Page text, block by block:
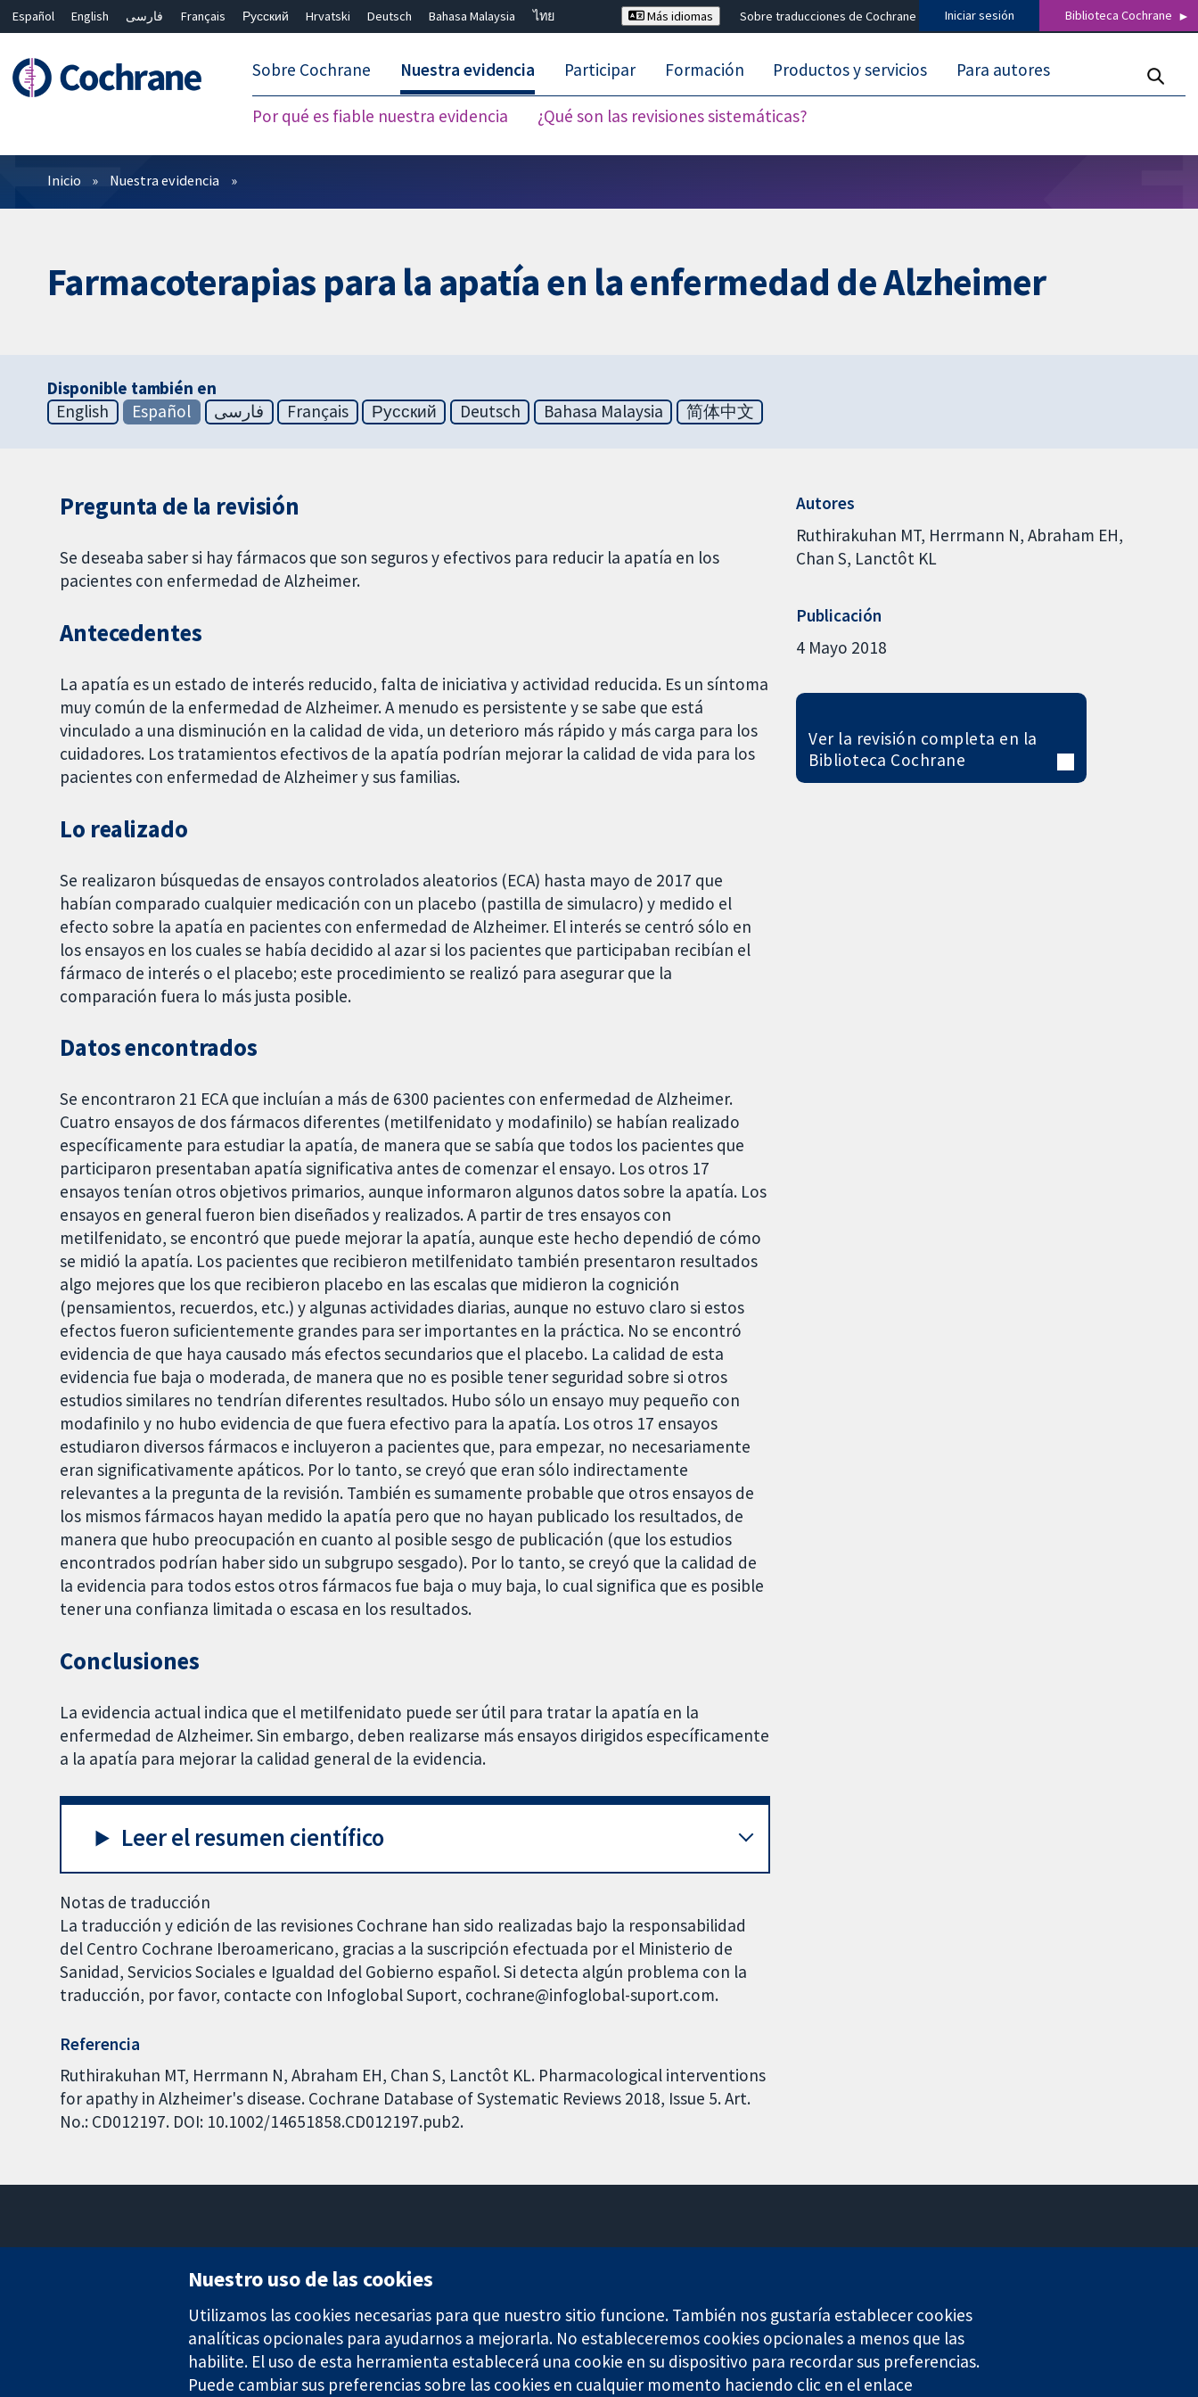
Español English فارسی Français Русский Hrvatski Deutsch Bahasa Malaysia
ไทย
Más idiomas Sobre traducciones de Cochrane Iniciar sesión Biblioteca Cochrane
Sobre Cochrane Nuestra evidencia
Por qué es fiable nuestra evidencia ¿Qué son las revisiones sistemáticas?
Participar Formación Productos y servicios Para autores
Filtros
Inicio Nuestra evidencia
Farmacoterapias para la apatía en la enfermedad de Alzheimer
Disponible también en
English
Español فارسی Français Русский Deutsch Bahasa Malaysia 简体中文
Pregunta de la revisión
Se deseaba saber si hay fármacos que son seguros y efectivos para reducir la apatía en los
pacientes con enfermedad de Alzheimer.
Antecedentes
La apatía es un estado de interés reducido, falta de iniciativa y actividad reducida. Es un síntoma
muy común de la enfermedad de Alzheimer. A menudo es persistente y se sabe que está
vinculado a una disminución en la calidad de vida, un deterioro más rápido y más carga para los
cuidadores. Los tratamientos efectivos de la apatía podrían mejorar la calidad de vida para los
pacientes con enfermedad de Alzheimer y sus familias.
Lo realizado
Se realizaron búsquedas de ensayos controlados aleatorios (ECA) hasta mayo de 2017 que
habían comparado cualquier medicación con un placebo (pastilla de simulacro) y medido el
efecto sobre la apatía en pacientes con enfermedad de Alzheimer. El interés se centró sólo en
los ensayos en los cuales se había decidido al azar si los pacientes que participaban recibían el
fármaco de interés o el placebo; este procedimiento se realizó para asegurar que la
comparación fuera lo más justa posible.
Datos encontrados
Se encontraron 21 ECA que incluían a más de 6300 pacientes con enfermedad de Alzheimer.
Cuatro ensayos de dos fármacos diferentes (metilfenidato y modafinilo) se habían realizado
específicamente para estudiar la apatía, de manera que se sabía que todos los pacientes que
participaron presentaban apatía significativa antes de comenzar el ensayo. Los otros 17
ensayos tenían otros objetivos primarios, aunque informaron algunos datos sobre la apatía. Los
ensayos en general fueron bien diseñados y realizados. A partir de tres ensayos con
metilfenidato, se encontró que puede mejorar la apatía, aunque este hecho dependió de cómo
se midió la apatía. Los pacientes que recibieron metilfenidato también presentaron resultados
algo mejores que los que recibieron placebo en las escalas que midieron la cognición
(pensamientos, recuerdos, etc.) y algunas actividades diarias, aunque no estuvo claro si estos
efectos fueron suficientemente grandes para ser importantes en la práctica. No se encontró
evidencia de que haya causado más efectos secundarios que el placebo. La calidad de esta
evidencia fue baja o moderada, de manera que no es posible tener seguridad sobre si otros
estudios similares no tendrían diferentes resultados. Hubo sólo un ensayo muy pequeño con
modafinilo y no hubo evidencia de que fuera efectivo para la apatía. Los otros 17 ensayos
estudiaron diversos fármacos e incluyeron a pacientes que, para empezar, no necesariamente
eran significativamente apáticos. Por lo tanto, se creyó que eran sólo indirectamente
relevantes a la pregunta de la revisión. También es sumamente probable que otros ensayos de
los mismos fármacos hayan medido la apatía pero que no hayan publicado los resultados, de
manera que hubo preocupación en cuanto al posible sesgo de publicación (que los estudios
encontrados podrían haber sido un subgrupo sesgado). Por lo tanto, se creyó que la calidad de
la evidencia para todos estos otros fármacos fue baja o muy baja, lo cual significa que es posible
tener una confianza limitada o escasa en los resultados.
Conclusiones
La evidencia actual indica que el metilfenidato puede ser útil para tratar la apatía en la
enfermedad de Alzheimer. Sin embargo, deben realizarse más ensayos dirigidos específicamente
a la apatía para mejorar la calidad general de la evidencia.
Leer el resumen científico
Notas de traducción
La traducción y edición de las revisiones Cochrane han sido realizadas bajo la responsabilidad
del Centro Cochrane Iberoamericano, gracias a la suscripción efectuada por el Ministerio de
Sanidad, Servicios Sociales e Igualdad del Gobierno español. Si detecta algún problema con la
traducción, por favor, contacte con Infoglobal Suport, cochrane@infoglobal-suport.com.
Referencia
Ruthirakuhan MT, Herrmann N, Abraham EH, Chan S, Lanctôt KL. Pharmacological interventions
for apathy in Alzheimer's disease. Cochrane Database of Systematic Reviews 2018, Issue 5. Art.
No.: CD012197. DOI: 10.1002/14651858.CD012197.pub2.
Autores
Ruthirakuhan MT Herrmann N Abraham EH
Chan S Lanctôt KL
Publicación
4 Mayo 2018
Ver la revisión completa en la
Biblioteca Cochrane
Londres
Reino Unido
Sobre nosotros
Empleo
Cochrane Library
Nuestro uso de las cookies
Utilizamos las cookies necesarias para que nuestro sitio funcione. También nos gustaría establecer cookies
analíticas opcionales para ayudarnos a mejorarla. No estableceremos cookies opcionales a menos que las
habilite. El uso de esta herramienta establecerá una cookie en su dispositivo para recordar sus preferencias.
Puede cambiar sus preferencias sobre las cookies en cualquier momento haciendo clic en el enlace